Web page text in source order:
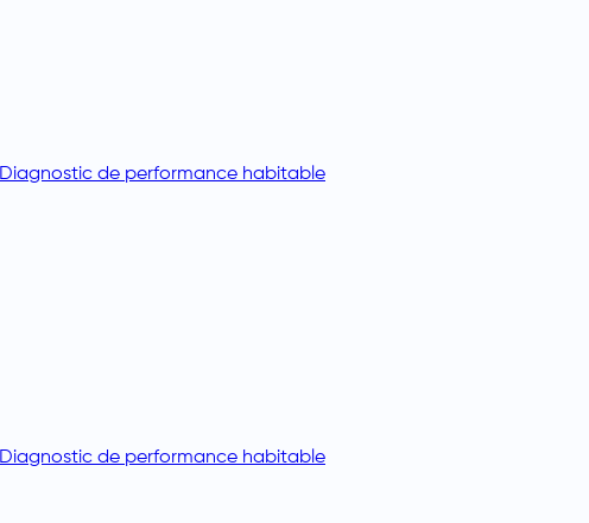
Diagnostic de performance habitable
Diagnostic de performance habitable